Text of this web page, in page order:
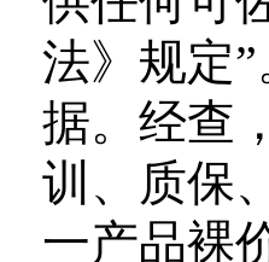
法》规定
据。经查
训、质保
一产品裸